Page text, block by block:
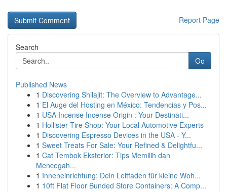
Report Page
Search
Go
Published News
1 Discovering Shilajit: The Overview to Advantage...
1 El Auge del Hosting en México: Tendencias y Pos...
1 USA Incense Incense Origin : Your Destinati...
1 Hollister Tire Shop: Your Local Automotive Experts
1 Discovering Espresso Devices in the USA - Y...
1 Sweet Treats For Sale: Your Refined & Delightfu...
1 Cat Tembok Eksterior: Tips Memilih dan
Mencegah...
1 Inneneinrichtung: Dein Leitfaden für kleine Woh...
1 10ft Flat Floor Bunded Store Containers: A Comp...